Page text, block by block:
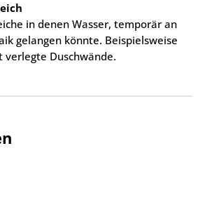
in denen Wasser, temporär an
gelangen könnte. Beispielsweise
verlegte Duschwände.